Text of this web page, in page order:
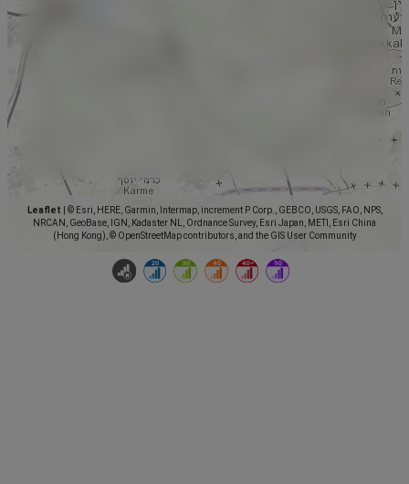
Leaflet
© Esri, HERE, Garmin, Intermap, increment P Corp., GEBCO, USGS, FAO, NPS,
NRCAN, GeoBase, IGN, Kadaster NL, Ordnance Survey, Esri Japan, METI, Esri China
(Hong Kong), © OpenStreetMap contributors, and the GIS User Community